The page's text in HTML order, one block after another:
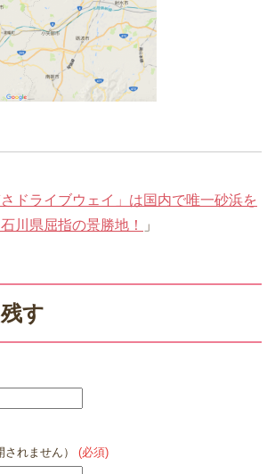
さドライブウェイ」は国内で唯一砂浜を
川県屈指の景勝地！
」
す
されません） (必須)